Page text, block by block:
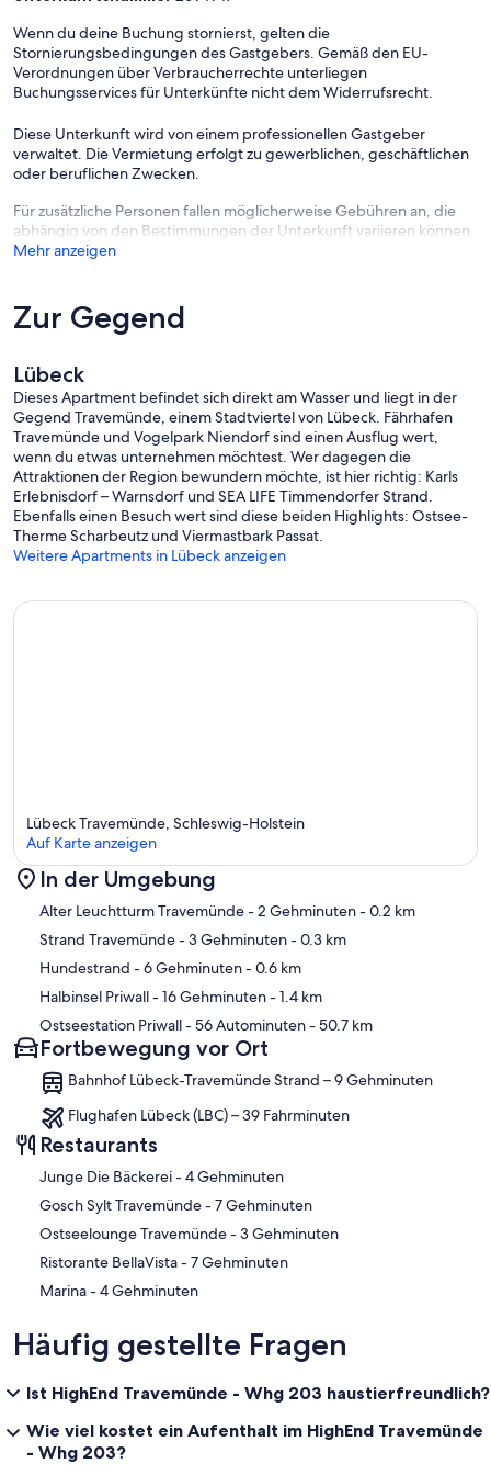
Zur Travemünder Woche verwandelt sich die Promenade vor dem
High End einmal im Jahr (ca. Ende Juli) in ein großes Familienfest mit
Segelsport, Gastronomie und Bühnenprogramm. Als Gast im High
End sind Sie also mitten im Geschehen und können das
traditionsreiche Fest direkt vor der Haustür genießen.
- Parkplatz a.d. Grund/kostenlos
- Verbrauchskosten inklusive
Optional:
- Bettwäsche/Handt.: 25.00 EUR/Pro Person/Aufenth.
- Fahrstuhl
- Gem. Waschmaschine (Gebühr)
- Haustiere: 2
Wenn du deine Buchung stornierst, gelten die
Stornierungsbedingungen des Gastgebers. Gemäß den EU-
Verordnungen über Verbraucherrechte unterliegen
Buchungsservices für Unterkünfte nicht dem Widerrufsrecht.
Diese Unterkunft wird von einem professionellen Gastgeber
verwaltet. Die Vermietung erfolgt zu gewerblichen, geschäftlichen
oder beruflichen Zwecken.
Für zusätzliche Personen fallen möglicherweise Gebühren an, die
abhängig von den Bestimmungen der Unterkunft variieren können.
Mehr anzeigen
Zur Gegend
Lübeck
Dieses Apartment befindet sich direkt am Wasser und liegt in der
Gegend Travemünde, einem Stadtviertel von Lübeck. Fährhafen
Travemünde und Vogelpark Niendorf sind einen Ausflug wert,
wenn du etwas unternehmen möchtest. Wer dagegen die
Attraktionen der Region bewundern möchte, ist hier richtig: Karls
Erlebnisdorf – Warnsdorf und SEA LIFE Timmendorfer Strand.
Ebenfalls einen Besuch wert sind diese beiden Highlights: Ostsee-
Therme Scharbeutz und Viermastbark Passat.
Weitere Apartments in Lübeck anzeigen
Karte
Lübeck Travemünde, Schleswig-Holstein
Auf Karte anzeigen
In der Umgebung
Alter Leuchtturm Travemünde- 2 Gehminuten- 0.2 km
Strand Travemünde- 3 Gehminuten- 0.3 km
Hundestrand - 6 Gehminuten- 0.6 km
Halbinsel Priwall- 16 Gehminuten- 1.4 km
Ostseestation Priwall- 56 Autominuten- 50.7 km
Fortbewegung vor Ort
Bahnhof Lübeck-Travemünde Strand – 9 Gehminuten
Flughafen Lübeck (LBC) – 39 Fahrminuten
Restaurants
‪Junge Die Bäckerei - ‬4 Gehminuten
‪Gosch Sylt Travemünde - ‬7 Gehminuten
‪Ostseelounge Travemünde - ‬3 Gehminuten
‪Ristorante BellaVista - ‬7 Gehminuten
‪Marina - ‬4 Gehminuten
Häufig gestellte Fragen
Ist HighEnd Travemünde - Whg 203 haustierfreundlich?
Wie viel kostet ein Aufenthalt im HighEnd Travemünde
- Whg 203?